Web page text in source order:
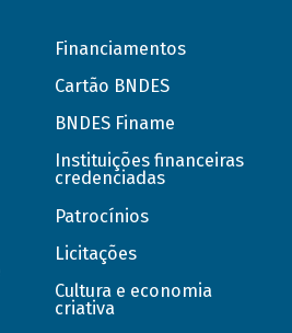
Financiamentos
Cartão BNDES
BNDES Finame
Instituições financeiras
credenciadas
Patrocínios
Licitações
Cultura e economia
criativa